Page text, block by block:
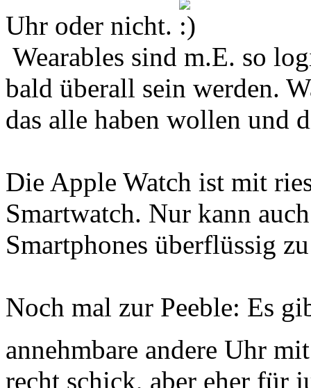
Uhr oder nicht.
Wearables sind m.E. so
bald überall sein werden.
das alle haben wollen und
Die Apple Watch ist mit
Smartwatch. Nur kann
Smartphones überflüssig
Noch mal zur Peeble: Es
annehmbare andere Uhr
recht schick, aber eher für